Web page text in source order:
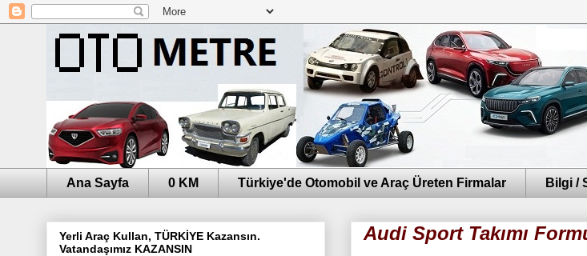
Ana Sayfa 0 KM Türkiye'de Otomobil ve Araç Üreten Firmalar Bilgi /
Audi Sport Takımı
Yerli Araç Kullan, TÜRKİYE Kazansın.
Vatandaşımız KAZANSIN